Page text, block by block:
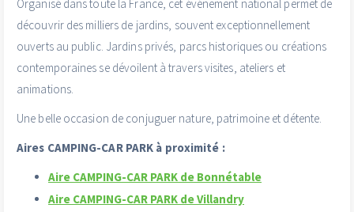
Organisé dans toute la France, cet événement national permet de
découvrir des milliers de jardins, souvent exceptionnellement
ouverts au public. Jardins privés, parcs historiques ou créations
contemporaines se dévoilent à travers visites, ateliers et
animations.
Une belle occasion de conjuguer nature, patrimoine et détente.
Aires CAMPING-CAR PARK à proximité :
Aire CAMPING-CAR PARK de Bonnétable
Aire CAMPING-CAR PARK de Villandry